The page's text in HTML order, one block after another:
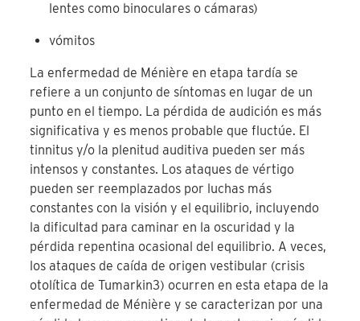
lentes como binoculares o cámaras)
vómitos
La enfermedad de Ménière en etapa tardía se
refiere a un conjunto de síntomas en lugar de un
punto en el tiempo. La pérdida de audición es más
significativa y es menos probable que fluctúe. El
tinnitus y/o la plenitud auditiva pueden ser más
intensos y constantes. Los ataques de vértigo
pueden ser reemplazados por luchas más
constantes con la visión y el equilibrio, incluyendo
la dificultad para caminar en la oscuridad y la
pérdida repentina ocasional del equilibrio. A veces,
los ataques de caída de origen vestibular (crisis
otolítica de Tumarkin3) ocurren en esta etapa de la
enfermedad de Ménière y se caracterizan por una